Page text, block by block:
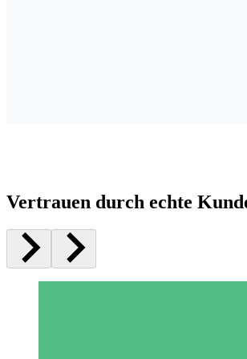
Vertrauen durch echte